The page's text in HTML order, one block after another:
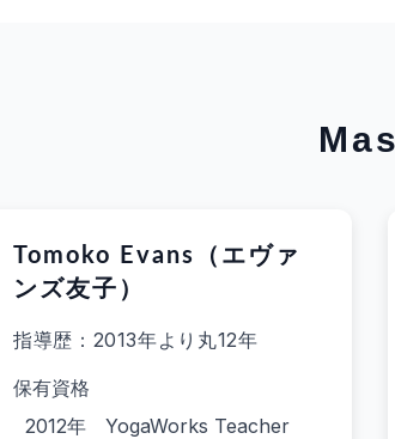
Tomoko Evans（エヴァ
ンズ友子）
指導歴：2013年より丸12年
保有資格
2012年 YogaWorks Teacher